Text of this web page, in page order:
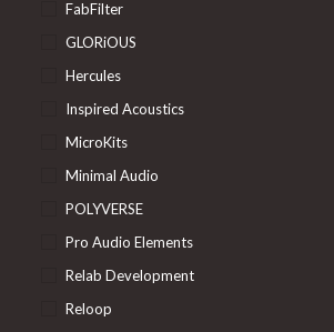
FabFilter
GLORiOUS
Hercules
Inspired Acoustics
MicroKits
Minimal Audio
POLYVERSE
Pro Audio Elements
Relab Development
Reloop